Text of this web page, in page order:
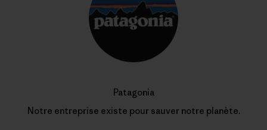
Patagonia
Notre entreprise existe pour sauver notre planète.